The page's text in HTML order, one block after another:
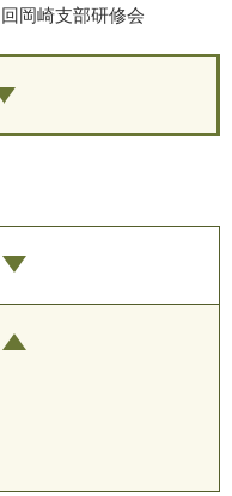
岡崎支部研修会